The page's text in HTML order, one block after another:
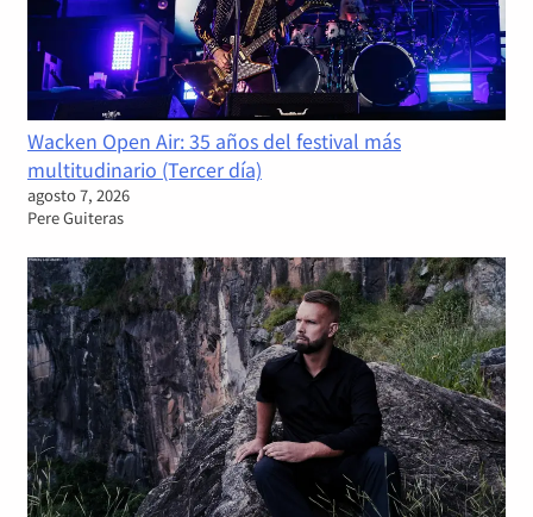
Wacken Open Air: 35 años del festival más
multitudinario (Tercer día)
agosto 7, 2026
Pere Guiteras